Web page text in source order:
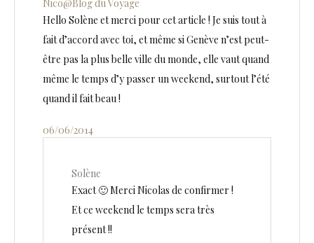
Nico@Blog du Voyage
Hello Solène et merci pour cet article ! Je suis tout à
fait d’accord avec toi, et même si Genève n’est peut-
être pas la plus belle ville du monde, elle vaut quand
même le temps d’y passer un weekend, surtout l’été
quand il fait beau !
06/06/2014
Solène
Exact 🙂 Merci Nicolas de confirmer !
Et ce weekend le temps sera très
présent !!